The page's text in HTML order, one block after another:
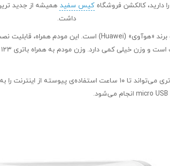
کیس سفید همیشه از جدید
داشت.